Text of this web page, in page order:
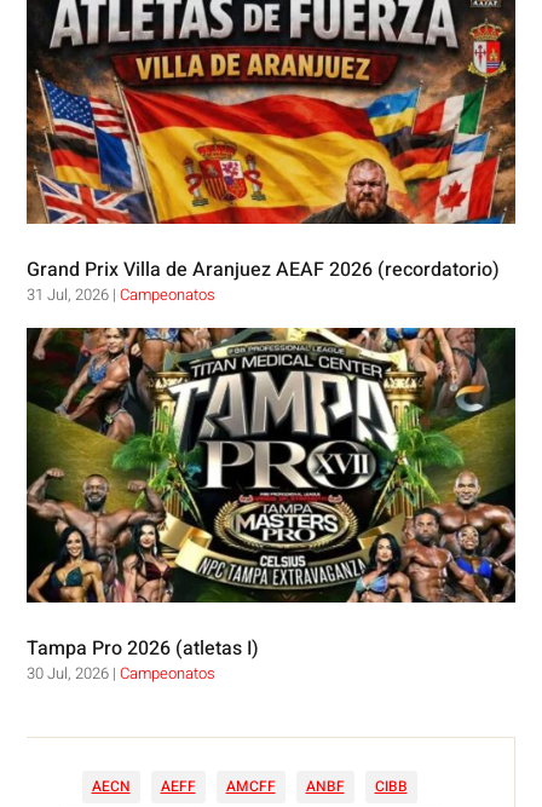
Grand Prix Villa de Aranjuez AEAF 2026 (recordatorio)
31 Jul, 2026 |Campeonatos
Tampa Pro 2026 (atletas I)
30 Jul, 2026 |Campeonatos
AECN AEFF AMCFF ANBF
CIBB